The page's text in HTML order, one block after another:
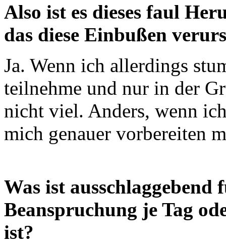
Also ist es dieses faul
das diese Einbußen
Ja. Wenn ich allerdings
teilnehme und nur in der
nicht viel. Anders, wenn
mich genauer vorbereiten
Was ist
Beanspruchung je Tag
ist?